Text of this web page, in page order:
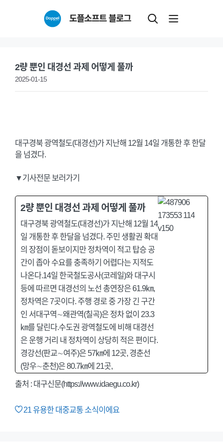
도플소프트 블로그
2량 뿐인 대경선 과제 어떻게 풀까
2025-01-15
대구경북 광역철도(대경선)가 지난해 12월 14일 개통한 후 한달
을 넘겼다.
▼기사전문 보러가기
2량 뿐인 대경선 과제 어떻게 풀까
대구경북 광역철도(대경선)가 지난해 12월 14
일 개통한 후 한달을 넘겼다. 주민 생활권 확대
의 장점이 돋보이지만 정차역이 적고 탑승 공
간이 좁아 수요를 충족하기 어렵다는 지적도
나온다.14일 한국철도공사(코레일)와 대구시
등에 따르면 대경선의 노선 총연장은 61.9㎞,
정차역은 7곳이다. 주행 경로 중 가장 긴 구간
인 서대구역∼왜관역(칠곡)은 정차 없이 23.3
㎞를 달린다.수도권 광역철도에 비해 대경선
은 운행 거리 내 정차역이 상당히 적은 편이다.
경강선(판교∼여주)은 57㎞에 12곳, 경춘선
(망우∼춘천)은 80.7㎞에 21곳,
출처 : 대구신문(https://www.idaegu.co.kr)
21유용한 대중교통 소식이에요